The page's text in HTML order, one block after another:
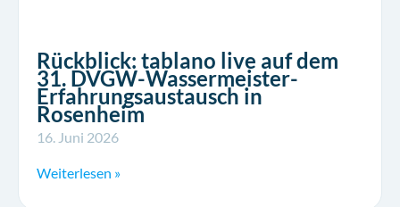
Rückblick: tablano live auf dem
31. DVGW-Wassermeister-
Erfahrungsaustausch in
Rosenheim
16. Juni 2026
Weiterlesen »